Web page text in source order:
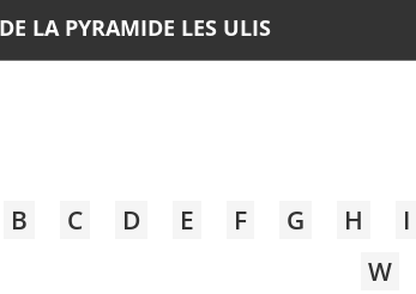
LA PYRAMIDE LES ULIS
B C D E F G H I
W